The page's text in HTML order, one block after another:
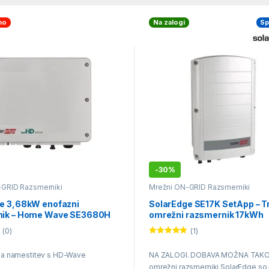
Razsmerniki
3,68kW enofazni
– Home Wave SE3680H
(0)
namestitev s HD-Wave
Na zalogi
-30%
Mrežni ON-GRID Razsmerniki
SolarEdge SE17K SetApp –
omrežni razsmernik 17kWh
(1)
NA ZALOGI. DOBAVA MOŽNA
omrežni razsmerniki SolarEdge so